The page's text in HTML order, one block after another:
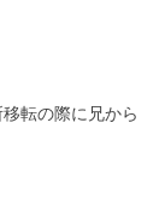
転の際に兄から